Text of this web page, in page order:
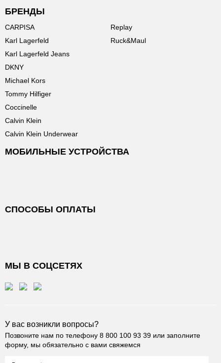
БРЕНДЫ
CARPISA
Karl Lagerfeld
Karl Lagerfeld Jeans
DKNY
Michael Kors
Tommy Hilfiger
Coccinelle
Calvin Klein
Calvin Klein Underwear
Replay
Ruck&Maul
МОБИЛЬНЫЕ УСТРОЙСТВА
СПОСОБЫ ОПЛАТЫ
МЫ В СОЦСЕТЯХ
У вас возникли вопросы?
Позвоните нам по телефону 8 800 100 93 39 или заполните
форму, мы обязательно с вами свяжемся